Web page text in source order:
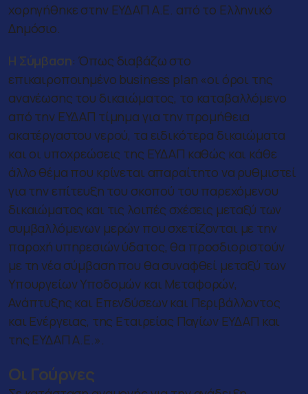
χορηγήθηκε στην ΕΥΔΑΠ Α.Ε. από το Ελληνικό
Δημόσιο.
Η Σύμβαση: Όπως διαβάζω στο
επικαιροποιημένο business plan «οι όροι της
ανανέωσης του δικαιώματος, το καταβαλλόμενο
από την ΕΥΔΑΠ τίμημα για την προμήθεια
ακατέργαστου νερού, τα ειδικότερα δικαιώματα
και οι υποχρεώσεις της ΕΥΔΑΠ καθώς και κάθε
άλλο θέμα που κρίνεται απαραίτητο να ρυθμιστεί
για την επίτευξη του σκοπού του παρεχόμενου
δικαιώματος και τις λοιπές σχέσεις μεταξύ των
συμβαλλόμενων μερών που σχετίζονται με την
παροχή υπηρεσιών ύδατος, θα προσδιοριστούν
με τη νέα σύμβαση που θα συναφθεί μεταξύ των
Υπουργείων Υποδομών και Μεταφορών,
Ανάπτυξης και Επενδύσεων και Περιβάλλοντος
και Ενέργειας, της Εταιρείας Παγίων ΕΥΔΑΠ και
της ΕΥΔΑΠ Α.Ε.».
Οι Γούρνες